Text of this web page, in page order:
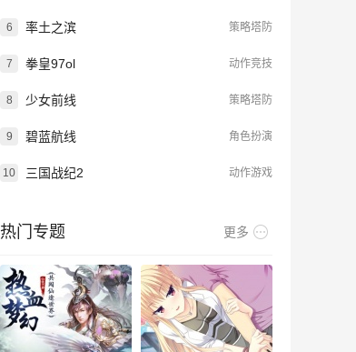
6 率土之滨 策略塔防
7 拳皇97ol 动作竞技
8 少女前线 策略塔防
9 碧蓝航线 角色扮演
10 三国战纪2 动作游戏
热门专题 更多